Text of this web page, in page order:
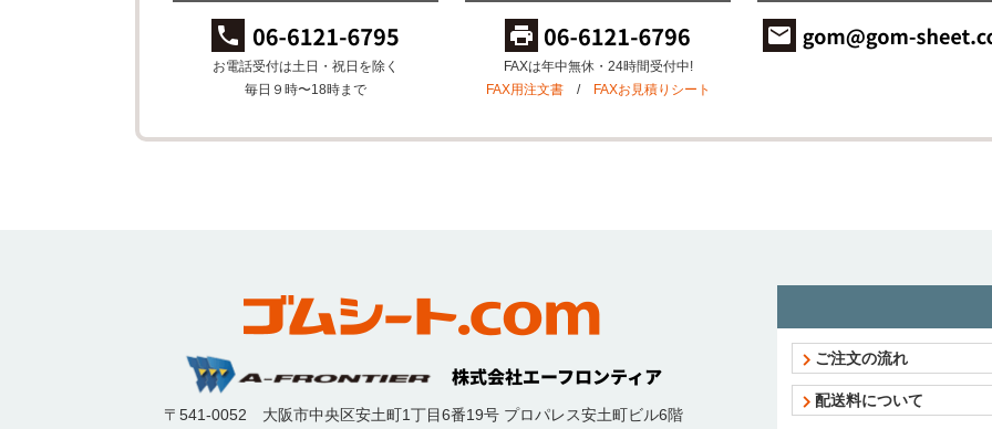
お電話受付は土日・祝日を除く
毎日９時〜18時まで
FAXは年中無休・24時間受付中!
FAX用注文書/ FAXお見積りシート
〒541-0052 大阪市中央区安土町1丁目6番19号 プロパレス安土町ビル6階
ご注文の流れ
配送料について